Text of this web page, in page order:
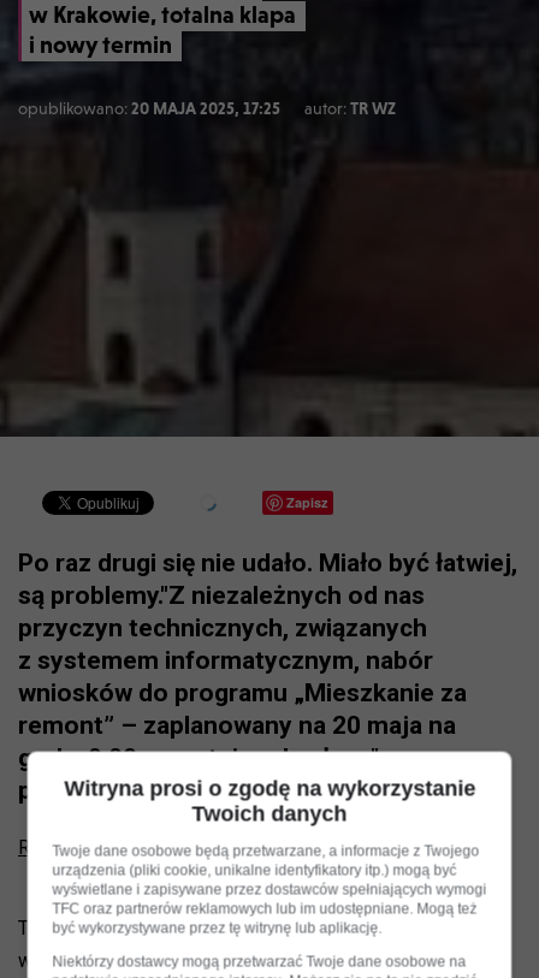
w Krakowie, totalna klapa
i nowy termin
opublikowano:20 MAJA 2025, 17:25 autor:TR WZ
Zapisz
Po raz drugi się nie udało. Miało być łatwiej,
są problemy."Z niezależnych od nas
przyczyn technicznych, związanych
z systemem informatycznym, nabór
wniosków do programu „Mieszkanie za
remont” – zaplanowany na 20 maja na
godz. 9.00 – zostaje odwołany" -
poinforował magistrat.
Reklama
To było drugie podejście do elektronicznego składania
wniosków i drugi raz się nie oddało. Magistrat się poddaje
Witryna prosi o zgodę na wykorzystanie
Twoich danych
Twoje dane osobowe będą przetwarzane, a informacje z Twojego
urządzenia (pliki cookie, unikalne identyfikatory itp.) mogą być
wyświetlane i zapisywane przez dostawców spełniających wymogi
TFC oraz partnerów reklamowych lub im udostępniane. Mogą też
być wykorzystywane przez tę witrynę lub aplikację.
Niektórzy dostawcy mogą przetwarzać Twoje dane osobowe na